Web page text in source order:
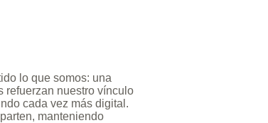
lo que somos: una
refuerzan nuestro vínculo
cada vez más digital.
manteniendo